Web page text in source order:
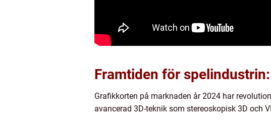
Framtiden för
Grafikkorten på marknaden år 2024 har
avancerad 3D-teknik som stereoskopisk 3D och